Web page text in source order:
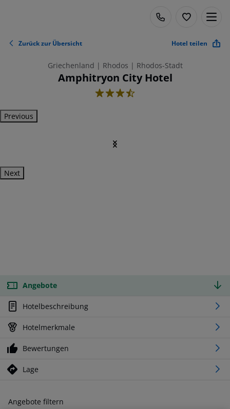
Zurück zur Übersicht Hotel teilen
Griechenland | Rhodos | Rhodos-Stadt
Amphitryon City Hotel
3.5
Previous
Next
Angebote
Hotelbeschreibung
Hotelmerkmale
Bewertungen
Lage
Angebote filtern